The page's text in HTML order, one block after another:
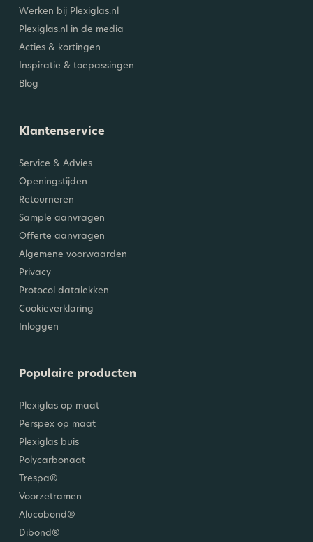
Werken bij Plexiglas.nl
Plexiglas.nl in de media
Acties & kortingen
Inspiratie & toepassingen
Blog
Klantenservice
Service & Advies
Openingstijden
Retourneren
Sample aanvragen
Offerte aanvragen
Algemene voorwaarden
Privacy
Protocol datalekken
Cookieverklaring
Inloggen
Populaire producten
Plexiglas op maat
Perspex op maat
Plexiglas buis
Polycarbonaat
Trespa®
Voorzetramen
Alucobond®
Dibond®